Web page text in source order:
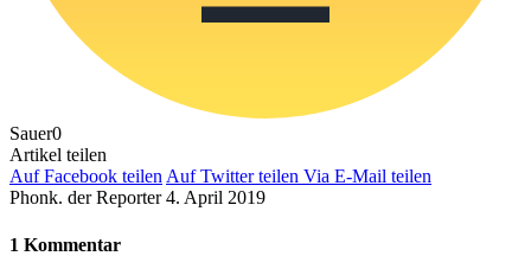
Sauer0
Artikel teilen
Auf Facebook teilen Auf Twitter teilen Via E-Mail teilen
Phonk. der Reporter 4. April 2019
1 Kommentar